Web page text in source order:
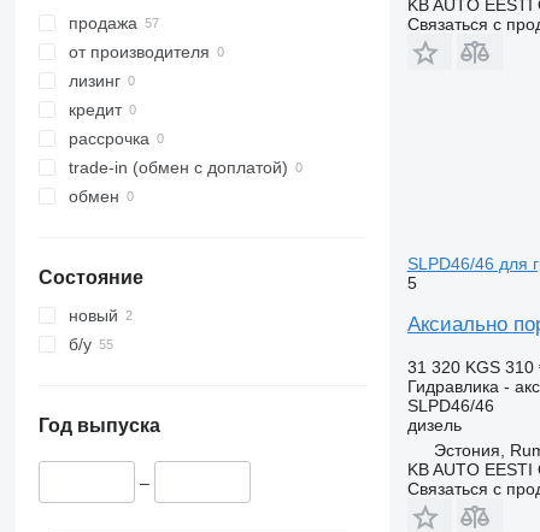
продажа
от производителя
лизинг
кредит
рассрочка
trade-in (обмен с доплатой)
обмен
Состояние
новый
б/у
Год выпуска
–
KB AUTO EESTI
Связаться с
SLPD46/46 для
5
Аксиально
31 320 KGS 310
Гидравлика -
SLPD46/46
дизель
Эстония,
KB AUTO EESTI
Связаться с